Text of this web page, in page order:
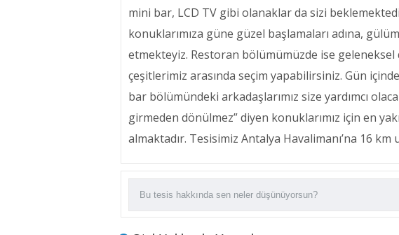
mini bar, LCD TV gibi olanaklar da sizi
konuklarımıza güne güzel başlamaları adına,
etmekteyiz. Restoran bölümümüzde ise geleneksel
çeşitlerimiz arasında seçim yapabilirsiniz. Gün
bar bölümündeki arkadaşlarımız size yardımcı
girmeden dönülmez” diyen konuklarımız için en
almaktadır. Tesisimiz Antalya Havalimanı’na 16 km